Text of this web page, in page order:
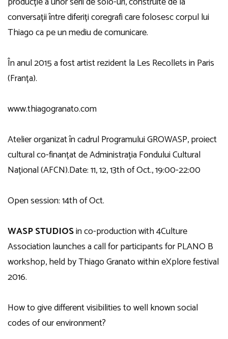
conversații între diferiți coregrafi care folosesc corpul lui
Thiago ca pe un mediu de comunicare.
În anul 2015 a fost artist rezident la Les Recollets in Paris
(Franța).
www.thiagogranato.com
Atelier organizat în cadrul Programului GROWASP, proiect
cultural co-finanțat de Administrația Fondului Cultural
Național (AFCN).Date: 11, 12, 13th of Oct., 19:00-22:00
Open session: 14th of Oct.
WASP STUDIOSin co-production with 4Culture
Association launches a call for participants for PLANO B
workshop, held by Thiago Granato within eXplore festival
2016.
How to give different visibilities to well known social
codes of our environment?